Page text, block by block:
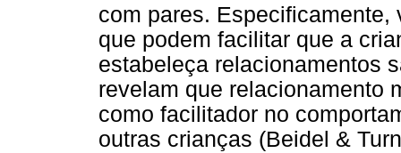
com pares.
que podem facilitar que a
estabeleça relacionamentos
revelam que relacionamento
como facilitador no
outras crianças (Beidel &